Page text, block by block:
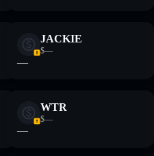
JACKIE
$—
—
WTR
$—
—